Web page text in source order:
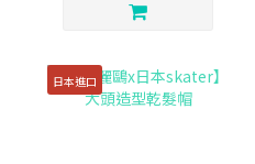
日本進口